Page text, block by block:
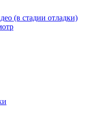
(в стадии отладки)